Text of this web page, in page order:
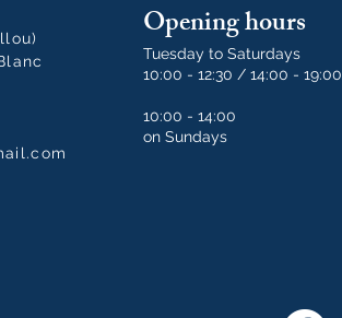
Opening hours
Tuesday to Saturdays
10:00 - 12:30 / 14:00 - 19:00
10:00 - 14:00
on Sundays